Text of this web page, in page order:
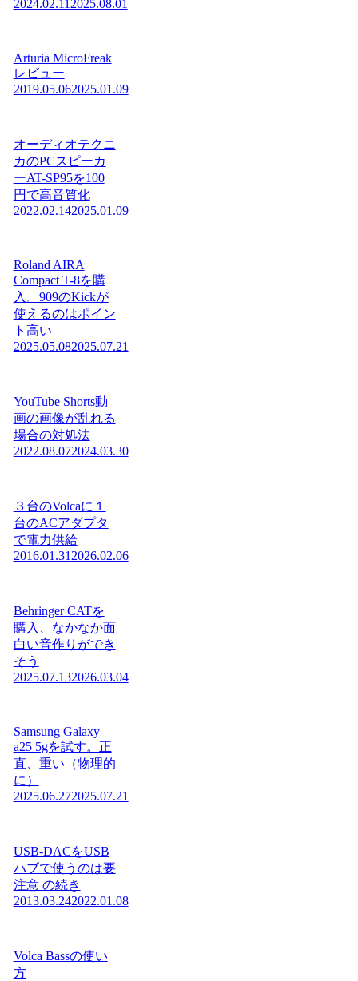
2024.02.112025.08.01
Arturia MicroFreak
レビュー
2019.05.062025.01.09
オーディオテクニ
カのPCスピーカ
ーAT-SP95を100
円で高音質化
2022.02.142025.01.09
Roland AIRA
Compact T-8を購
入。909のKickが
使えるのはポイン
ト高い
2025.05.082025.07.21
YouTube Shorts動
画の画像が乱れる
場合の対処法
2022.08.072024.03.30
３台のVolcaに１
台のACアダプタ
で電力供給
2016.01.312026.02.06
Behringer CATを
購入、なかなか面
白い音作りができ
そう
2025.07.132026.03.04
Samsung Galaxy
a25 5gを試す。正
直、重い（物理的
に）
2025.06.272025.07.21
USB-DACをUSB
ハブで使うのは要
注意 の続き
2013.03.242022.01.08
Volca Bassの使い
方